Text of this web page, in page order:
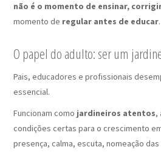
não é o momento de ensinar,
momento de regular antes de educar.
O papel do adulto: ser um
Pais, educadores e profissionais
essencial.
Funcionam como jardineiros atentos,
condições certas para o crescimento
presença, calma, escuta, nomeação